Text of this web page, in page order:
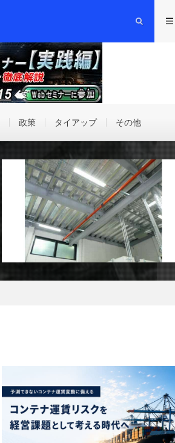
政策 タイアップ その他